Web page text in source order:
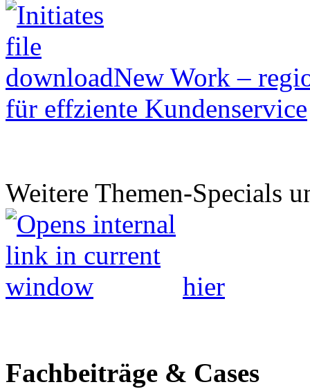
New Work –
für effziente Kundenservice
Weitere Themen-Specials
hier
Fachbeiträge & Cases